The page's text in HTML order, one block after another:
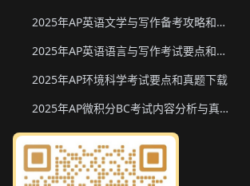
2025年AP英语文学与写作备考攻略和真题下载
2025年AP英语语言与写作考试要点和真题下载
2025年AP环境科学考试要点和真题下载
2025年AP微积分BC考试内容分析与真题下载